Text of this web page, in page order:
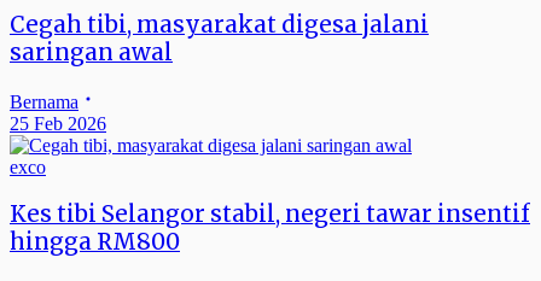
Cegah tibi, masyarakat digesa jalani
saringan awal
Bernama
25 Feb 2026
exco
Kes tibi Selangor stabil, negeri tawar insentif
hingga RM800